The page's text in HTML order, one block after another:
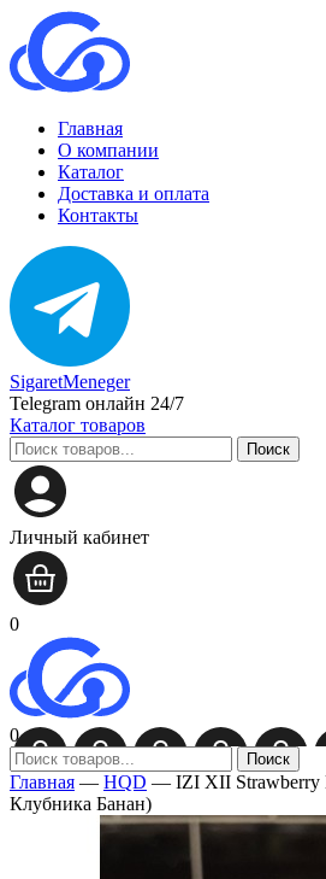
Главная
О компании
Каталог
Доставка и оплата
Контакты
SigaretMeneger
Telegram онлайн 24/7
Каталог товаров
Поиск
Личный кабинет
0
0
Поиск
Главная — HQD — IZI XII Strawberry
Клубника Банан)